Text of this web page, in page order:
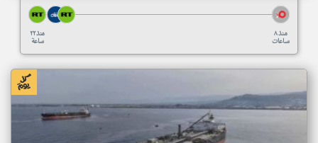
منذ ٢٢
ساعة
منذ ٨
ساعات